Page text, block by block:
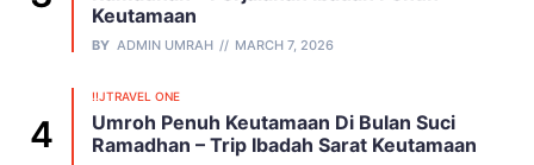
Keutamaan
BY ADMIN UMRAH MARCH 7, 2026
!!JTRAVEL ONE
Umroh Penuh Keutamaan Di Bulan Suci
Ramadhan – Trip Ibadah Sarat Keutamaan